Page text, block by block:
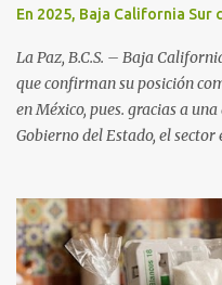
En 2025, Baja California
La Paz, B.C.S. – Baja
que confirman su posición
en México, pues. gracias a
Gobierno del Estado, el
una derrama económica sin
este periodo vacacional son
que supera el 70% . Sin